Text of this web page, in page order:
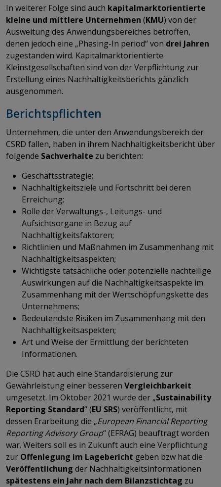
In weiterer Folge sind auch kapitalmarktorientierte
kleine und mittlere Unternehmen (KMU) von der
Ausweitung des Anwendungsbereiches betroffen,
denen jedoch eine „Phasing-In period“ von drei Jahren
zugestanden wird. Kapitalmarktorientierte
Kleinstgesellschaften sind von der Verpflichtung zur
Erstellung eines Nachhaltigkeitsberichts gänzlich
ausgenommen.
Berichtspflichten
Unternehmen, die unter den Anwendungsbereich der
CSRD fallen, haben in ihrem Nachhaltigkeitsbericht über
folgende Sachverhalte zu berichten:
Geschäftsstrategie;
Nachhaltigkeitsziele und Fortschritt bei deren
Erreichung;
Rolle der Verwaltungs-, Leitungs- und
Aufsichtsorgane in Bezug auf
Nachhaltigkeitsfaktoren;
Richtlinien und Maßnahmen im Zusammenhang mit
Nachhaltigkeitsaspekten;
Wichtigste tatsächliche oder potenzielle nachteilige
Auswirkungen auf die Nachhaltigkeitsaspekte im
Zusammenhang mit der Wertschöpfungskette des
Unternehmens;
Bedeutendste Risiken im Zusammenhang mit den
Nachhaltigkeitsaspekten;
Art und Weise der Ermittlung der berichteten
Informationen.
Die CSRD hat auch eine Standardisierung zur
Gewährleistung einer besseren Vergleichbarkeit
umgesetzt. Im Oktober 2021 wurde der „Sustainability
Reporting Standard“ (EU SRS) veröffentlicht, mit
dessen Erarbeitung die „European Financial Reporting
Reporting Advisory Group“ (EFRAG) beauftragt worden
war. Weiters soll es in Zukunft auch eine Verpflichtung
zur Offenlegung im Lagebericht geben bzw hat die
Veröffentlichung der Nachhaltigkeitsinformationen
spätestens ein Jahr nach dem Bilanzstichtag zu